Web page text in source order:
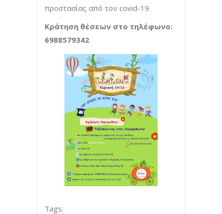
προστασίας από τον covid-19
Κράτηση θέσεων στο τηλέφωνο:
6988579342
Tags: